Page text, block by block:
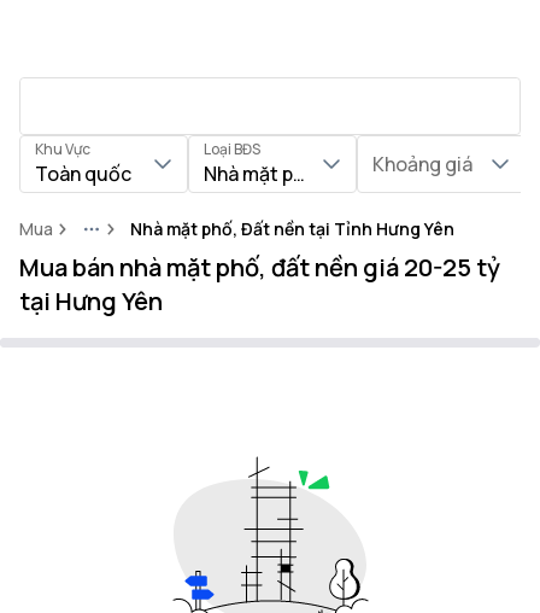
Khu Vực
Toàn quốc
Loại BĐS
Nhà mặt phố, Đất nềnKhoảng giá
Mua MoreNhà mặt phố, Đất nền tại Tỉnh Hưng Yên
Mua bán nhà mặt phố, đất nền giá 20-25 tỷ
tại Hưng Yên